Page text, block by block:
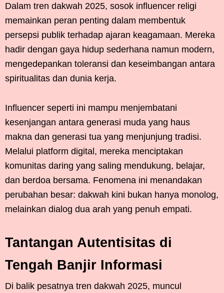
Dalam tren dakwah 2025, sosok influencer religi
memainkan peran penting dalam membentuk
persepsi publik terhadap ajaran keagamaan. Mereka
hadir dengan gaya hidup sederhana namun modern,
mengedepankan toleransi dan keseimbangan antara
spiritualitas dan dunia kerja.
Influencer seperti ini mampu menjembatani
kesenjangan antara generasi muda yang haus
makna dan generasi tua yang menjunjung tradisi.
Melalui platform digital, mereka menciptakan
komunitas daring yang saling mendukung, belajar,
dan berdoa bersama. Fenomena ini menandakan
perubahan besar: dakwah kini bukan hanya monolog,
melainkan dialog dua arah yang penuh empati.
Tantangan Autentisitas di
Tengah Banjir Informasi
Di balik pesatnya tren dakwah 2025, muncul